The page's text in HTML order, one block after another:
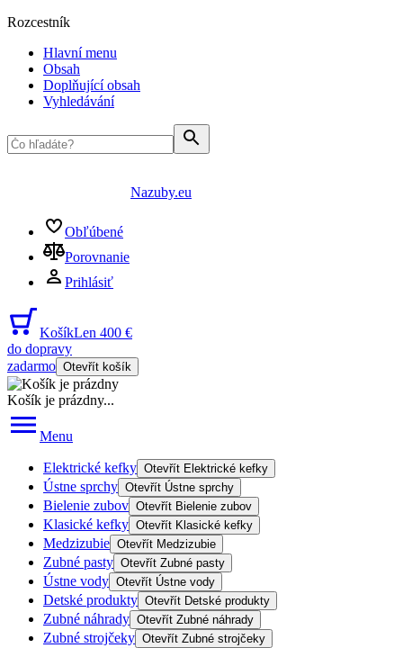
Rozcestník
Hlavní menu
Obsah
Doplňující obsah
Vyhledávání
Nazuby.eu
Obľúbené
Porovnanie
Prihlásiť
KošíkLen 400 €
do dopravy
zadarmo Otevřít košík
Košík je prázdny...
Menu
Elektrické kefky Otevřít Elektrické kefky
Ústne sprchy Otevřít Ústne sprchy
Bielenie zubov Otevřít Bielenie zubov
Klasické kefky Otevřít Klasické kefky
Medzizubie Otevřít Medzizubie
Zubné pasty Otevřít Zubné pasty
Ústne vody Otevřít Ústne vody
Detské produkty Otevřít Detské produkty
Zubné náhrady Otevřít Zubné náhrady
Zubné strojčeky Otevřít Zubné strojčeky